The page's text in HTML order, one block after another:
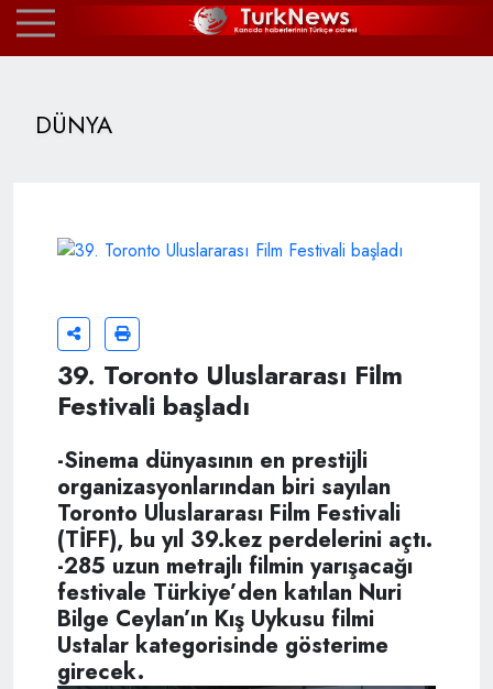
DÜNYA
39. Toronto Uluslararası Film
Festivali başladı
-Sinema dünyasının en prestijli
organizasyonlarından biri sayılan
Toronto Uluslararası Film Festivali
(TİFF), bu yıl 39.kez perdelerini açtı.
-285 uzun metrajlı filmin yarışacağı
festivale Türkiye’den katılan Nuri
Bilge Ceylan’ın Kış Uykusu filmi
Ustalar kategorisinde gösterime
girecek.